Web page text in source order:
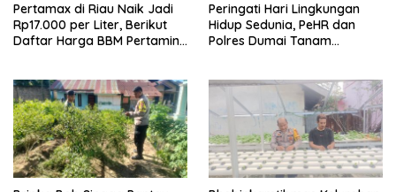
Pertamax di Riau Naik Jadi
Rp17.000 per Liter, Berikut
Daftar Harga BBM Pertamina
Peringati Hari Lingkungan
Hidup Sedunia, PeHR dan
Polres Dumai Tanam